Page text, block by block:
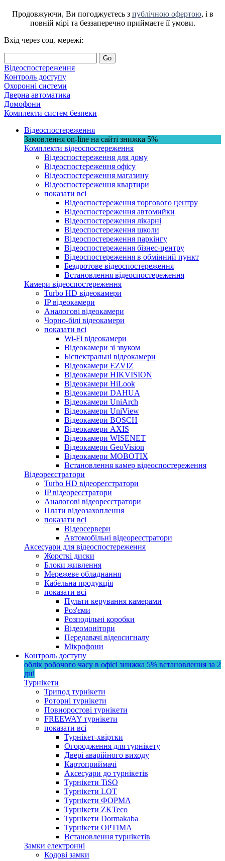
Продовжуючи, Ви погоджуєтесь з публічною офертою, і в
повній мірі та беззаперечно приймаєте її умови.
Вхід через соц. мережі:
Go
Відеоспостереження
Контроль доступу
Охоронні системи
Дверна автоматика
Домофони
Комплекти систем безпеки
Відеоспостереження
Замовлення on-line на сайті знижка 5%
Комплекти відеоспостереження
Відеоспостереження для дому
Відеоспостереження офісу
Відеоспостереження магазину
Відеоспостереження квартири
показати всі
Відеоспостереження торгового центру
Відеоспостереження автомийки
Відеоспостереження лікарні
Відеоспостереження школи
Відеоспостереження паркінгу
Відеоспостереження бізнес-центру
Відеоспостереження в обмінний пункт
Бездротове відеоспостереження
Встановлення відеоспостереження
Камери відеоспостереження
Turbo HD відеокамери
IP відеокамери
Аналогові відеокамери
Чорно-білі відеокамери
показати всі
Wi-Fi відеокамери
Відеокамери зі звуком
Біспектральні відеокамери
Відеокамери EZVIZ
Відеокамери HIKVISION
Відеокамери HiLook
Відеокамери DAHUA
Відеокамери UniArch
Відеокамери UniView
Відеокамери BOSCH
Відеокамери AXIS
Відеокамери WISENET
Відеокамери GeoVision
Відеокамери MOBOTIX
Встановлення камер відеоспостереження
Відеореєстратори
Turbo HD відеореєстратори
IP відеореєстратори
Аналогові відеореєстратори
Плати відеозахоплення
показати всі
Відеосервери
Автомобільні відеореєстратори
Аксесуари для відеоспостереження
Жорсткі диски
Блоки живлення
Мережеве обладнання
Кабельна продукція
показати всі
Пульти керування камерами
Роз'єми
Розподільні коробки
Відеомонітори
Передавачі відеосигналу
Мікрофони
Контроль доступу
облік робочого часу в офісі знижка 5% встановлення за 2
дні
Турнікети
Трипод турнікети
Роторні турнікети
Повноростові турнікети
FREEWAY турнікети
показати всі
Турнікет-хвіртки
Огородження для турнікету
Двері аварійного виходу
Картоприймачі
Аксесуари до турнікетів
Турнікети TiSO
Турнікети LOT
Турнікети ФОРМА
Турнікети ZKTeco
Турнікети Dormakaba
Турнікети OPTIMA
Встановлення турнікетів
Замки електронні
Кодові замки